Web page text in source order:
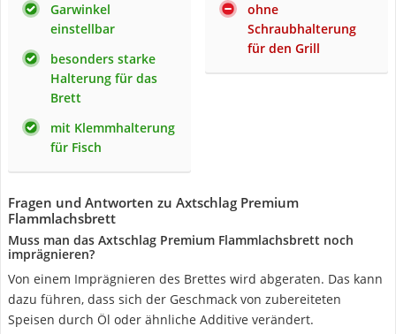
Garwinkel
einstellbar
besonders starke
Halterung für das
Brett
mit Klemmhalterung
für Fisch
ohne
Schraubhalterung
für den Grill
Fragen und Antworten zu Axtschlag Premium
Flammlachsbrett
Muss man das Axtschlag Premium Flammlachsbrett noch
imprägnieren?
Von einem Imprägnieren des Brettes wird abgeraten. Das kann
dazu führen, dass sich der Geschmack von zubereiteten
Speisen durch Öl oder ähnliche Additive verändert.